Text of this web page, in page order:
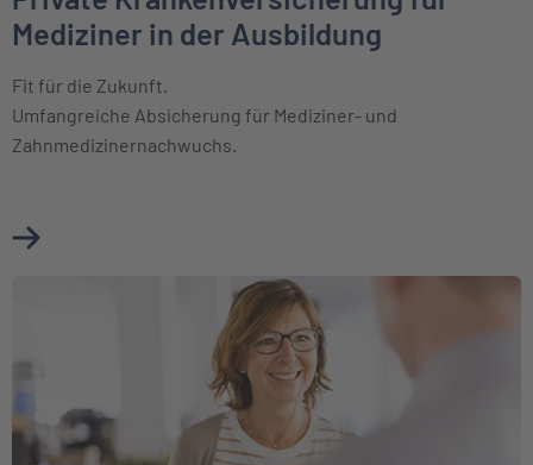
Mediziner in der Ausbildung
Fit für die Zukunft.
Umfangreiche Absicherung für Mediziner- und
Zahnmedizinernachwuchs.
Mehr über Private Krankenversicherung für Mediziner in
Weiter zu Für Beihilfeberechtigte